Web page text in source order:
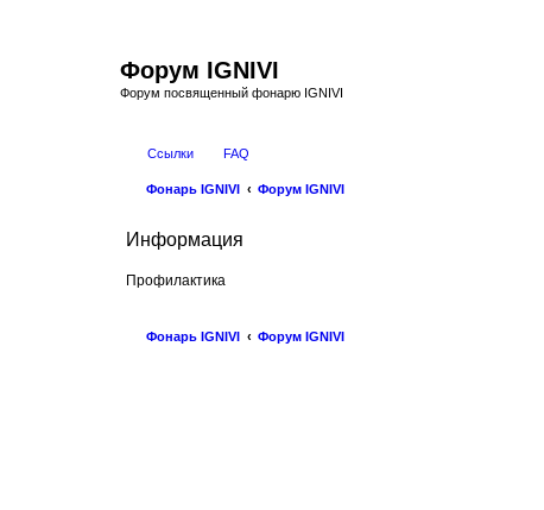
Форум IGNIVI
Форум посвященный фонарю IGNIVI
Ссылки FAQ
Фонарь IGNIVI Форум IGNIVI
Информация
Профилактика
Фонарь IGNIVI Форум IGNIVI